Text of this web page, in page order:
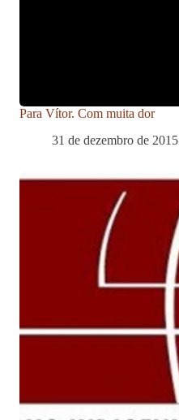
Para Vítor. Com muita dor
31 de dezembro de 2015